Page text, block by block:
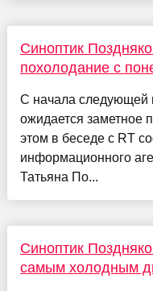
Синоптик
похолодание с
С начала следующей
ожидается заметное
этом в беседе с RT
информационного
Татьяна По...
Синоптик
самым холодным